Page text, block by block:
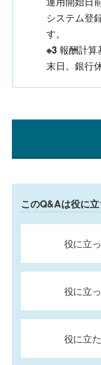
システム登
す。
※3報酬計算
末日。銀行
このQ&Aは役に
役に立
役に立
役に立